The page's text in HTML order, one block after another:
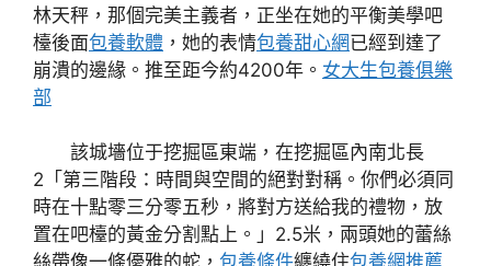
林天秤，那個完美主義者，正坐在她的平衡美學吧
檯後面包養軟體 ，她的表情包養甜心網已經到達了
崩潰的邊緣。推至距今約4200年。 女大生包養俱樂
部
該城墻位于挖掘區東端，在挖掘區內南北長
2「第三階段：時間與空間的絕對對稱。你們必須同
時在十點零三分零五秒，將對方送給我的禮物，放
置在吧檯的黃金分割點上。」2.5米，兩頭她的蕾絲
絲帶像一條優雅的蛇， 包養條件纏繞住包養網推薦